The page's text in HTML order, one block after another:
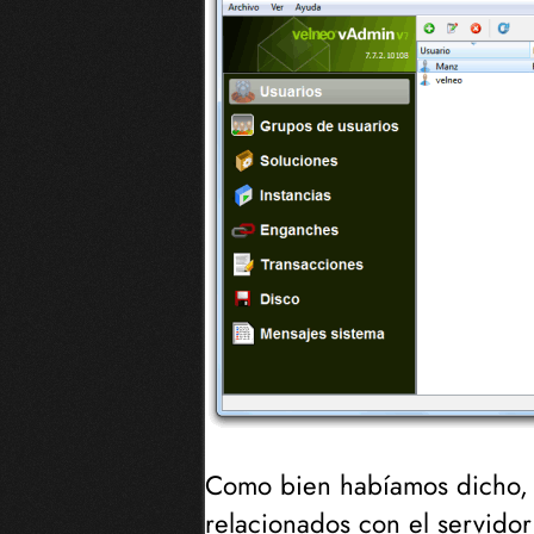
Como bien habíamos
relacionados con el